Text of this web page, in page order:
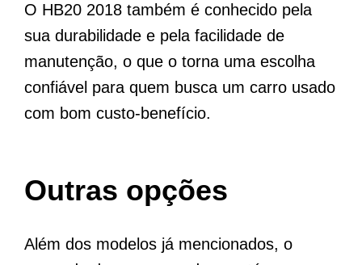
O HB20 2018 também é conhecido pela
sua durabilidade e pela facilidade de
manutenção, o que o torna uma escolha
confiável para quem busca um carro usado
com bom custo-benefício.
Outras opções
Além dos modelos já mencionados, o